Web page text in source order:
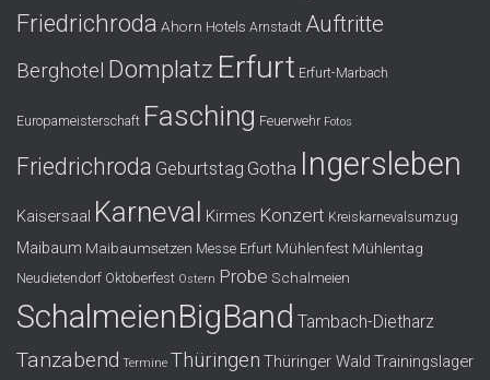
Friedrichroda Ahorn Hotels Arnstadt Auftritte
Berghotel Domplatz Erfurt Erfurt-Marbach
Europameisterschaft Fasching Feuerwehr Fotos
Friedrichroda Geburtstag Gotha Ingersleben
Kaisersaal Karneval Kirmes Konzert Kreiskarnevalsumzug
Maibaum Maibaumsetzen Messe Erfurt Mühlenfest Mühlentag
Neudietendorf Oktoberfest Ostern Probe Schalmeien
SchalmeienBigBand Tambach-Dietharz
Tanzabend Termine Thüringen Thüringer Wald Trainingslager